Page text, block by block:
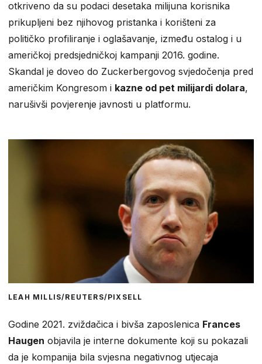
otkriveno da su podaci desetaka milijuna korisnika
prikupljeni bez njihovog pristanka i korišteni za
političko profiliranje i oglašavanje, između ostalog i u
američkoj predsjedničkoj kampanji 2016. godine.
Skandal je doveo do Zuckerbergovog svjedočenja pred
američkim Kongresom i kazne od pet milijardi dolara,
narušivši povjerenje javnosti u platformu.
LEAH MILLIS/REUTERS/PIXSELL
Godine 2021. zviždačica i bivša zaposlenica Frances
Haugen objavila je interne dokumente koji su pokazali
da je kompanija bila svjesna negativnog utjecaja